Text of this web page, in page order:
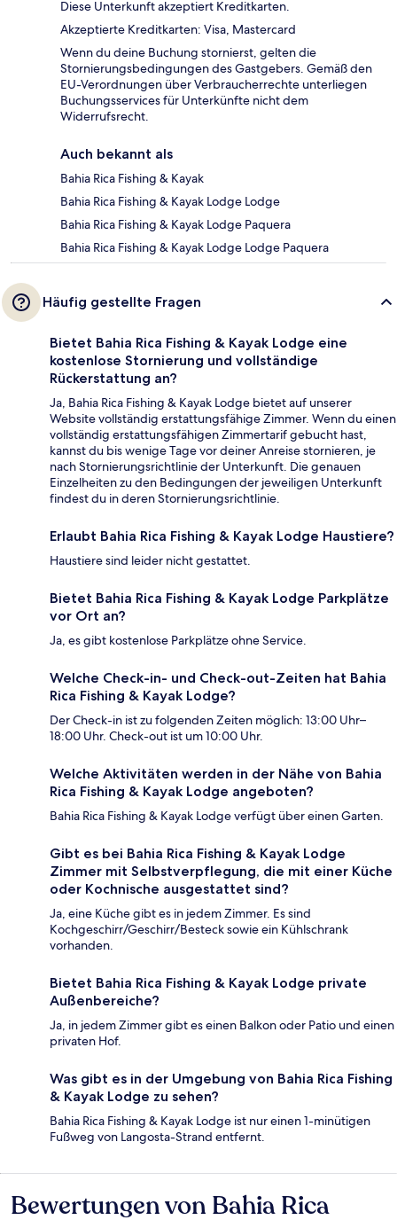
Diese Unterkunft akzeptiert Kreditkarten.
Akzeptierte Kreditkarten: Visa, Mastercard
Wenn du deine Buchung stornierst, gelten die
Stornierungsbedingungen des Gastgebers. Gemäß den
EU-Verordnungen über Verbraucherrechte unterliegen
Buchungsservices für Unterkünfte nicht dem
Widerrufsrecht.
Auch bekannt als
Bahia Rica Fishing & Kayak
Bahia Rica Fishing & Kayak Lodge Lodge
Bahia Rica Fishing & Kayak Lodge Paquera
Bahia Rica Fishing & Kayak Lodge Lodge Paquera
Häufig gestellte Fragen
Bietet Bahia Rica Fishing & Kayak Lodge eine
kostenlose Stornierung und vollständige
Rückerstattung an?
Ja, Bahia Rica Fishing & Kayak Lodge bietet auf unserer
Website vollständig erstattungsfähige Zimmer. Wenn du einen
vollständig erstattungsfähigen Zimmertarif gebucht hast,
kannst du bis wenige Tage vor deiner Anreise stornieren, je
nach Stornierungsrichtlinie der Unterkunft. Die genauen
Einzelheiten zu den Bedingungen der jeweiligen Unterkunft
findest du in deren Stornierungsrichtlinie.
Erlaubt Bahia Rica Fishing & Kayak Lodge Haustiere?
Haustiere sind leider nicht gestattet.
Bietet Bahia Rica Fishing & Kayak Lodge Parkplätze
vor Ort an?
Ja, es gibt kostenlose Parkplätze ohne Service.
Welche Check-in- und Check-out-Zeiten hat Bahia
Rica Fishing & Kayak Lodge?
Der Check-in ist zu folgenden Zeiten möglich: 13:00 Uhr–
18:00 Uhr. Check-out ist um 10:00 Uhr.
Welche Aktivitäten werden in der Nähe von Bahia
Rica Fishing & Kayak Lodge angeboten?
Bahia Rica Fishing & Kayak Lodge verfügt über einen Garten.
Gibt es bei Bahia Rica Fishing & Kayak Lodge
Zimmer mit Selbstverpflegung, die mit einer Küche
oder Kochnische ausgestattet sind?
Ja, eine Küche gibt es in jedem Zimmer. Es sind
Kochgeschirr/Geschirr/Besteck sowie ein Kühlschrank
vorhanden.
Bietet Bahia Rica Fishing & Kayak Lodge private
Außenbereiche?
Ja, in jedem Zimmer gibt es einen Balkon oder Patio und einen
privaten Hof.
Was gibt es in der Umgebung von Bahia Rica Fishing
& Kayak Lodge zu sehen?
Bahia Rica Fishing & Kayak Lodge ist nur einen 1-minütigen
Fußweg von Langosta-Strand entfernt.
Bewertungen
Bewertungen von Bahia Rica